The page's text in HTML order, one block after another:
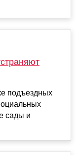
подъездных
сады и